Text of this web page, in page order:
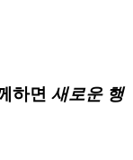
하면 새로운 행